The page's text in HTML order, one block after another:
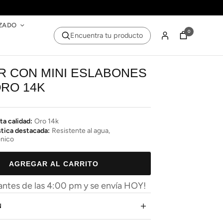
Encuentra tu producto 0
CON MINI ESLABONES
14K
calidad: Oro 14k
destacada: Resistente al agua,
AGREGAR AL CARRITO
de las 4:00 pm y se envía HOY!